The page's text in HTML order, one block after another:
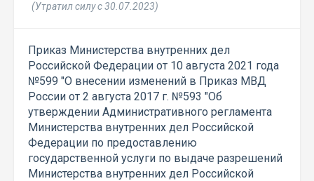
(Утратил силу с 30.07.2023)
Приказ Министерства внутренних дел
Российской Федерации от 10 августа 2021 года
№599 "О внесении изменений в Приказ МВД
России от 2 августа 2017 г. №593 "Об
утверждении Административного регламента
Министерства внутренних дел Российской
Федерации по предоставлению
государственной услуги по выдаче разрешений
Министерства внутренних дел Российской